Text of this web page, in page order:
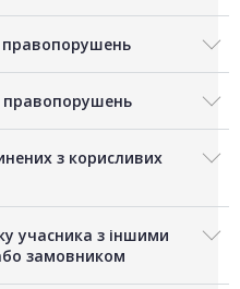
правопорушень
правопорушень
з корисливих
учасника з іншими
замовником